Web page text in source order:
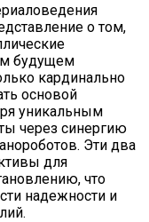
о том,
будущем
кардинально
основой
уникальным
через синергию
Эти два
для
что
надежности и